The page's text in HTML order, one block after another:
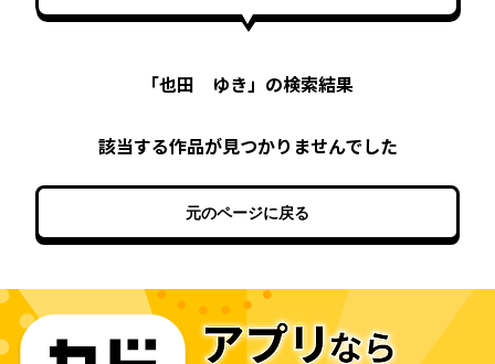
「也田 ゆき」の検索結果
該当する作品が見つかりませんでした
元のページに戻る